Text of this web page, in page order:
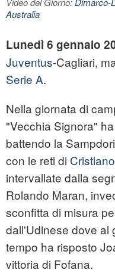
Australia
Lunedì 6 gennaio
Juventus-Cagliari,
Serie A.
Nella giornata di
"Vecchia Signora"
battendo la
con le reti di
intervallate dalla
Rolando Maran,
sconfitta di misura
dall'Udinese dove al
tempo ha risposto
vittoria di Fofana.